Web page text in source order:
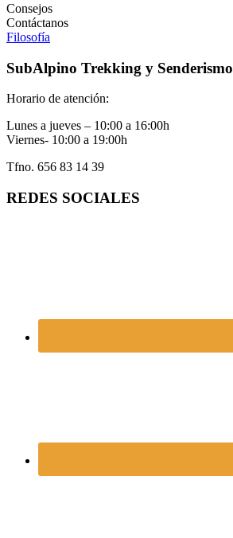
Consejos
Contáctanos
Filosofía
SubAlpino Trekking y Senderismo
Horario de atención:
Lunes a jueves – 10:00 a 16:00h
Viernes- 10:00 a 19:00h
Tfno. 656 83 14 39
REDES SOCIALES